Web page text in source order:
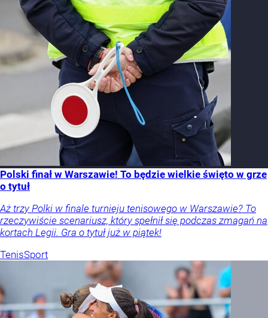
Polski finał w Warszawie! To będzie wielkie święto w grze
o tytuł
Aż trzy Polki w finale turnieju tenisowego w Warszawie? To
rzeczywiście scenariusz, który spełnił się podczas zmagań na
kortach Legii. Gra o tytuł już w piątek!
TenisSport